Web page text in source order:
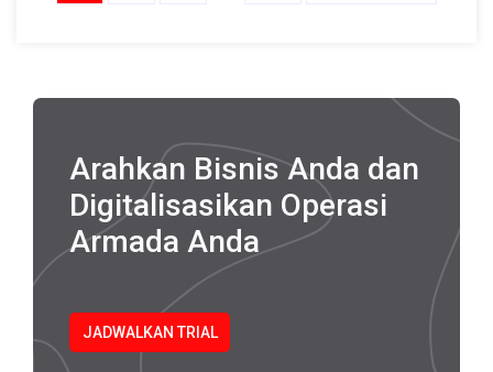
Arahkan Bisnis Anda dan
Digitalisasikan Operasi
Armada Anda
JADWALKAN TRIAL